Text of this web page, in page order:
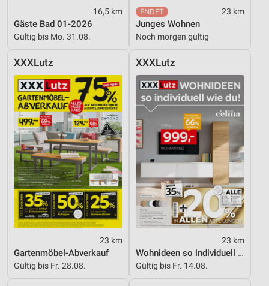
16,5 km
Gäste Bad 01-2026
Gültig bis Mo. 31.08.
23 km
Junges Wohnen
Noch morgen gültig
XXXLutz
23 km
Gartenmöbel-Abverkauf
Gültig bis Fr. 28.08.
XXXLutz
23 km
Wohnideen so individuell wie du!
Gültig bis Fr. 14.08.
Wir nutzen Ihre Daten für folgende Zwecke:
IAB-Verarbeitungszwecke:
Speichern von oder Zugriff auf Informationen
Werbeanzeigen
Erstellung von Profilen für personalisierte
Werbung
Verwendung von Profilen zur Auswahl
personalisierter Werbung
Erstellung von Profilen zur Personalisierung
von Inhalten
Verwendung von Profilen zur Auswahl
personalisierter Inhalte
Messung der Werbeleistung
Messung der Performance von Inhalten